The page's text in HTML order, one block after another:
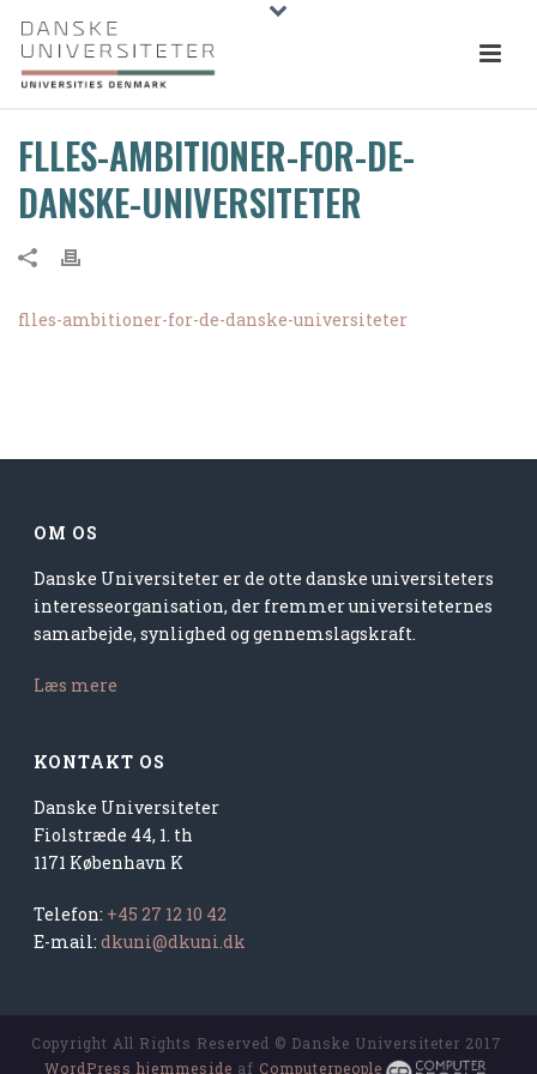
FLLES-AMBITIONER-FOR-DE-
DANSKE-UNIVERSITETER
flles-ambitioner-for-de-danske-universiteter
OM OS
Danske Universiteter er de otte danske universiteters
interesseorganisation, der fremmer universiteternes
samarbejde, synlighed og gennemslagskraft.
Læs mere
KONTAKT OS
Danske Universiteter
Fiolstræde 44, 1. th
1171 København K
Telefon: +45 27 12 10 42
E-mail:dkuni@dkuni.dk
Copyright All Rights Reserved © Danske Universiteter 2017
WordPress hjemmeside af Computerpeople